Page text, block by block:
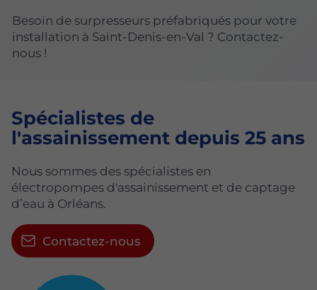
Besoin de surpresseurs préfabriqués pour votre
installation à Saint-Denis-en-Val ? Contactez-
nous !
Spécialistes de
l'assainissement depuis 25 ans
Nous sommes des spécialistes en
électropompes d'assainissement et de captage
d’eau à Orléans.
Contactez-nous